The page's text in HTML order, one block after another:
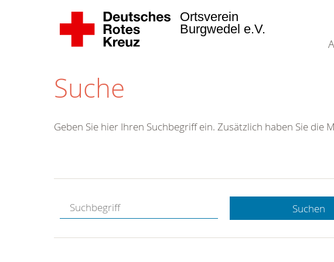
Ortsverein
Burgwedel e.V.
Suche
Hotline.
gerne.
Geben Sie hier Ihren Suchbegriff ein. Zusätzlich haben Sie die
Suchen